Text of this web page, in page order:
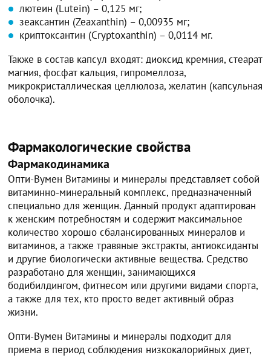
лютеин (Lutein) – 0,125 мг;
зеаксантин (Zeaxanthin) – 0,00935 мг;
криптоксантин (Cryptoxanthin) – 0,0114 мг.
Также в состав капсул входят: диоксид кремния, стеарат
магния, фосфат кальция, гипромеллоза,
микрокристаллическая целлюлоза, желатин (капсульная
оболочка).
Фармакологические свойства
Фармакодинамика
Опти-Вумен Витамины и минералы представляет собой
витаминно-минеральный комплекс, предназначенный
специально для женщин. Данный продукт адаптирован
к женским потребностям и содержит максимальное
количество хорошо сбалансированных минералов и
витаминов, а также травяные экстракты, антиоксиданты
и другие биологически активные вещества. Средство
разработано для женщин, занимающихся
бодибилдингом, фитнесом или другими видами спорта,
а также для тех, кто просто ведет активный образ
жизни.
Опти-Вумен Витамины и минералы подходит для
приема в период соблюдения низкокалорийных диет,